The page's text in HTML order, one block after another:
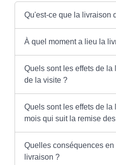
Qu'est-ce que la livraison
À quel moment a lieu la
Quels sont les effets de la
de la visite ?
Quels sont les effets de la
mois qui suit la remise
Quelles conséquences en
livraison ?